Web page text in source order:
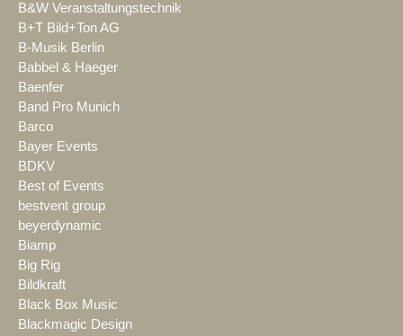
B&W Veranstaltungstechnik
B+T Bild+Ton AG
B-Musik Berlin
Babbel & Haeger
Baenfer
Band Pro Munich
Barco
Bayer Events
BDKV
Best of Events
bestvent group
beyerdynamic
Biamp
Big Rig
Bildkraft
Black Box Music
Blackmagic Design